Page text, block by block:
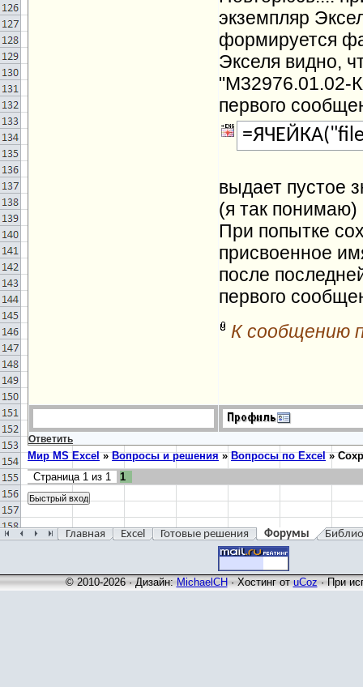
экземпляр
формируется
Экселя видно,
"М32976.01.02-
первого
выдает пустое
(я так понимаю)
При попытке
присвоенное
после
первого
К сообщению
Ответить
Мир MS Excel » Вопросы и решения » Вопросы по Excel »
Страница 1 из 1 1
Главная Excel Готовые решения Форумы
© 2010-2026 · Дизайн: MichaelCH · Хостинг от uCoz · При